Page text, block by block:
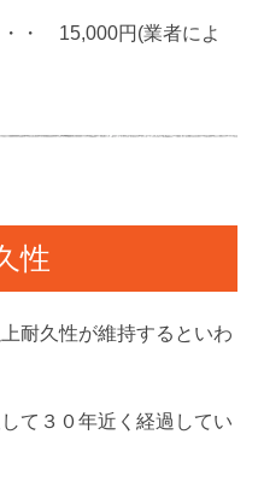
円(業者によ
性
耐久性が維持するといわ
て３０年近く経過してい